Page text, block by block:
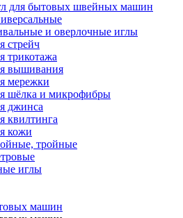
для бытовых швейных машин
и оверлочные иглы
стрейч
трикотажа
вышивания
мережки
шёлка и микрофибры
джинса
квилтинга
кожи
тройные
иглы
машин